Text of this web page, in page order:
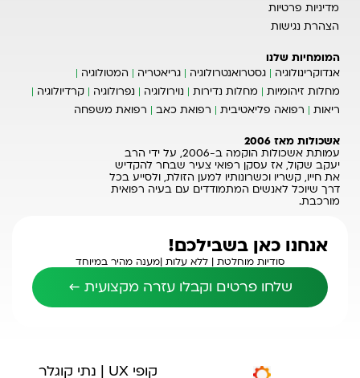
מדיניות פרטיות
הצהרת נגישות
המומחיות שלנו
אנדוקרינולוגיה
גסטרואנטרולוגיה גריאטריה
המטולוגיה
מחלות זיהומיות
מחלות נדירות נוירולוגיה נפרולוגיה
קרדיולוגיה
ריאות
רפואה פליאטיבית רפואת כאב רפואת משפחה
אשכולות מאז 2006
עמותת אשכולות הוקמה ב-2006, על ידי הרב
יעקב שקול, אז עסקן רפואי צעיר שבחר להקדיש
את חייו, קשריו וכשרונותיו למען הזולת, ולסייע בכל
דרך שיוכל לאנשים המתמודדים עם בעיה רפואית
מורכבת.
אנחנו כאן בשבילכם!
סודיות מוחלטת | ללא עלות |מענה מהיר במיוחד
שלחו פרטים וקבלו עזרה מקצועית ←
קופי UX | נתי קוגלר